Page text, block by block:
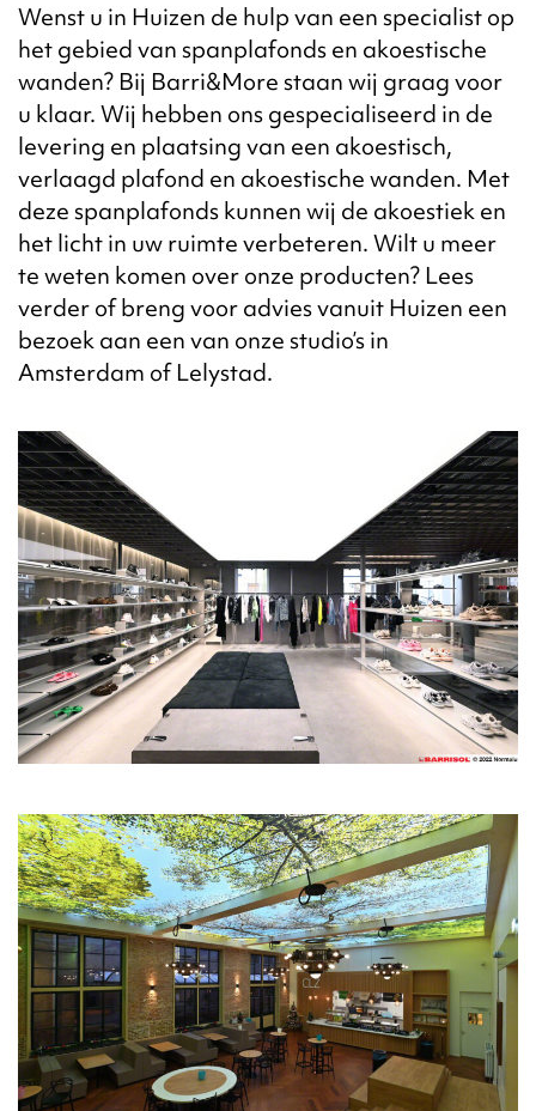
Wenst u in Huizen de hulp van een specialist op
het gebied van spanplafonds en akoestische
wanden? Bij Barri&More staan wij graag voor
u klaar. Wij hebben ons gespecialiseerd in de
levering en plaatsing van een akoestisch,
verlaagd plafond en akoestische wanden. Met
deze spanplafonds kunnen wij de akoestiek en
het licht in uw ruimte verbeteren. Wilt u meer
te weten komen over onze producten? Lees
verder of breng voor advies vanuit Huizen een
bezoek aan een van onze studio’s in
Amsterdam of Lelystad.